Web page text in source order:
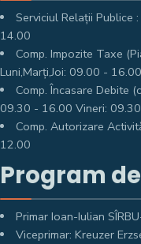
Serviciul Relații Publice
14.00
Comp. Impozite Taxe
Luni,Marți,Joi: 09.00 -
Comp. Încasare Debite
09.30 - 16.00 Vineri:
Comp. Autorizare
12.00
Program
Primar Ioan-Iulian
Viceprimar: Kreuzer